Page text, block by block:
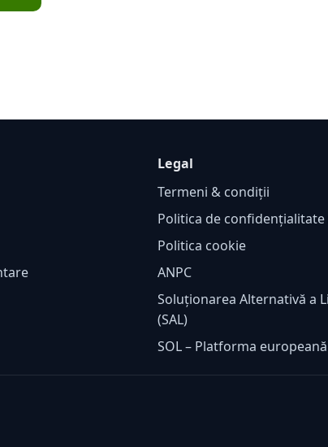
Legal
Termeni & condiții
Politica de confidențialitate
Politica cookie
ANPC
Soluționarea Alternativă a
(SAL)
SOL – Platforma